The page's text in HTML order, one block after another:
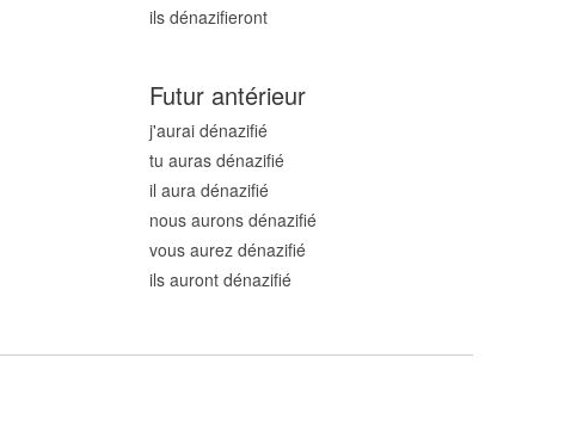
ils dénazifieront
Futur antérieur
j'aurai dénazifié
tu auras dénazifié
il aura dénazifié
nous aurons dénazifié
vous aurez dénazifié
ils auront dénazifié